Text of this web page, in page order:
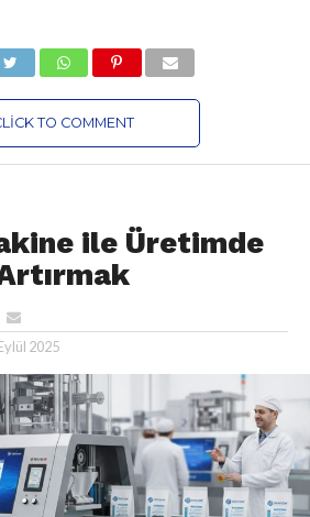
TO COMMENT
ile Üretimde
2025